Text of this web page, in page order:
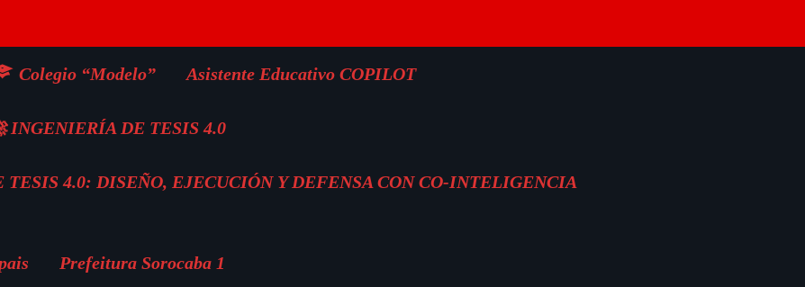
Colegio “Modelo” Asistente Educativo COPILOT
INGENIERÍA DE TESIS 4.0
4.0: DISEÑO, EJECUCIÓN Y DEFENSA CON CO-INTELIGENCIA
Prefeitura Sorocaba 1